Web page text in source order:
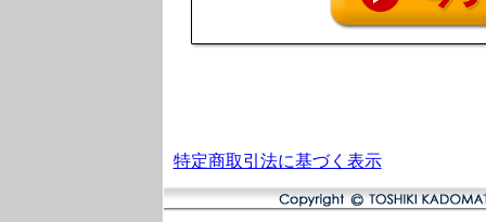
特定商取引法に基づく表示